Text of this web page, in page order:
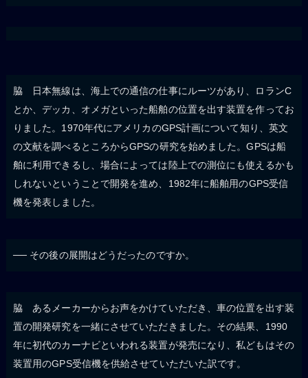
脇 日本無線は、海上での通信の仕事にルーツがあり、ロランC
とか、デッカ、オメガといった船舶の位置を出す装置を作ってお
りました。1970年代にアメリカのGPS計画について知り、英文
の文献を調べるところからGPSの研究を始めました。GPSは船
舶に利用できるし、場合によっては陸上での測位にも使えるかも
しれないということで開発を進め、1982年に船舶用のGPS受信
機を発表しました。
── その後の展開はどうだったのですか。
脇 あるメーカーからお声をかけていただき、車の位置を出す装
置の開発研究を一緒にさせていただきました。その結果、1990
年に初代のカーナビといわれる装置が発売になり、私どもはその
装置用のGPS受信機を供給させていただいた訳です。